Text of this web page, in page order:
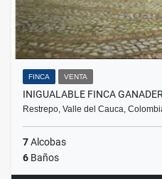
FINCA VENTA
INIGUALABLE FINCA
Restrepo, Valle del Cauca,
7Alcobas
6 Baños